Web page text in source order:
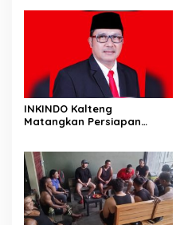
INKINDO Kalteng
Matangkan Persiapan